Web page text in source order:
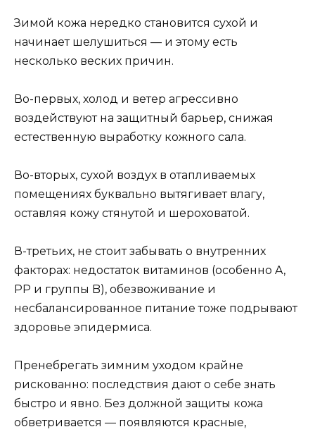
Зимой кожа нередко становится сухой и
начинает шелушиться — и этому есть
несколько веских причин.
Во-первых, холод и ветер агрессивно
воздействуют на защитный барьер, снижая
естественную выработку кожного сала.
Во-вторых, сухой воздух в отапливаемых
помещениях буквально вытягивает влагу,
оставляя кожу стянутой и шероховатой.
В-третьих, не стоит забывать о внутренних
факторах: недостаток витаминов (особенно A,
PP и группы B), обезвоживание и
несбалансированное питание тоже подрывают
здоровье эпидермиса.
Пренебрегать зимним уходом крайне
рискованно: последствия дают о себе знать
быстро и явно. Без должной защиты кожа
обветривается — появляются красные,